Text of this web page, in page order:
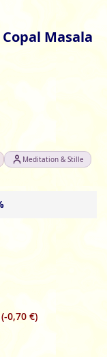
Masala
Meditation & Stille
0,70 €)